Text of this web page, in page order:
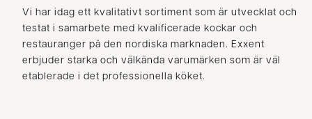
Vi har idag ett kvalitativt sortiment som är utvecklat och
testat i samarbete med kvalificerade kockar och
restauranger på den nordiska marknaden. Exxent
erbjuder starka och välkända varumärken som är väl
etablerade i det professionella köket.